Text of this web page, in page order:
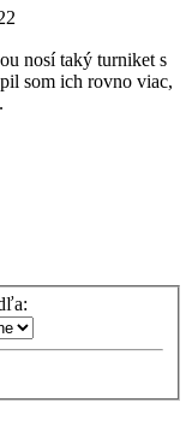
nosí taký turniket s
som ich rovno viac,